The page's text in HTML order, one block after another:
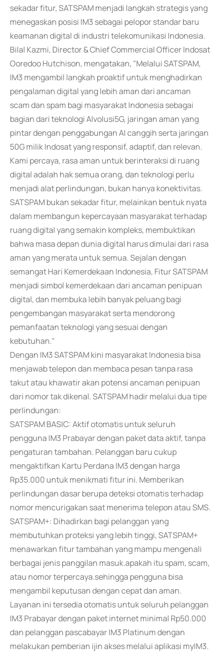
sekadar fitur, SATSPAM menjadi langkah strategis yang
menegaskan posisi IM3 sebagai pelopor standar baru
keamanan digital di industri telekomunikasi Indonesia.
Bilal Kazmi, Director & Chief Commercial Officer Indosat
Ooredoo Hutchison, mengatakan, "Melalui SATSPAM,
IM3 mengambil langkah proaktif untuk menghadirkan
pengalaman digital yang lebih aman dari ancaman
scam dan spam bagi masyarakat Indonesia sebagai
bagian dari teknologi AIvolusi5G, jaringan aman yang
pintar dengan penggabungan AI canggih serta jaringan
50G milik Indosat yang responsif, adaptif, dan relevan.
Kami percaya, rasa aman untuk berinteraksi di ruang
digital adalah hak semua orang, dan teknologi perlu
menjadi alat perlindungan, bukan hanya konektivitas.
SATSPAM bukan sekadar fitur, melainkan bentuk nyata
dalam membangun kepercayaan masyarakat terhadap
ruang digital yang semakin kompleks, membuktikan
bahwa masa depan dunia digital harus dimulai dari rasa
aman yang merata untuk semua. Sejalan dengan
semangat Hari Kemerdekaan Indonesia, Fitur SATSPAM
menjadi simbol kemerdekaan dari ancaman penipuan
digital, dan membuka lebih banyak peluang bagi
pengembangan masyarakat serta mendorong
pemanfaatan teknologi yang sesuai dengan
kebutuhan."
Dengan IM3 SATSPAM kini masyarakat Indonesia bisa
menjawab telepon dan membaca pesan tanpa rasa
takut atau khawatir akan potensi ancaman penipuan
dari nomor tak dikenal. SATSPAM hadir melalui dua tipe
perlindungan:
SATSPAM BASIC: Aktif otomatis untuk seluruh
pengguna IM3 Prabayar dengan paket data aktif, tanpa
pengaturan tambahan. Pelanggan baru cukup
mengaktifkan Kartu Perdana IM3 dengan harga
Rp35.000 untuk menikmati fitur ini. Memberikan
perlindungan dasar berupa deteksi otomatis terhadap
nomor mencurigakan saat menerima telepon atau SMS.
SATSPAM+: Dihadirkan bagi pelanggan yang
membutuhkan proteksi yang lebih tinggi, SATSPAM+
menawarkan fitur tambahan yang mampu mengenali
berbagai jenis panggilan masuk.apakah itu spam, scam,
atau nomor terpercaya.sehingga pengguna bisa
mengambil keputusan dengan cepat dan aman.
Layanan ini tersedia otomatis untuk seluruh pelanggan
IM3 Prabayar dengan paket internet minimal Rp50.000
dan pelanggan pascabayar IM3 Platinum dengan
melakukan pemberian ijin akses melalui aplikasi myIM3.